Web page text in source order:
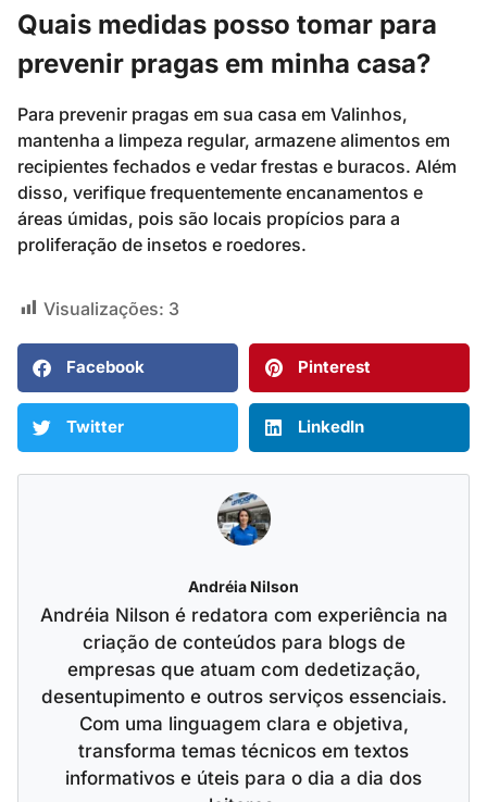
Quais medidas posso tomar para
prevenir pragas em minha casa?
Para prevenir pragas em sua casa em Valinhos,
mantenha a limpeza regular, armazene alimentos em
recipientes fechados e vedar frestas e buracos. Além
disso, verifique frequentemente encanamentos e
áreas úmidas, pois são locais propícios para a
proliferação de insetos e roedores.
Visualizações: 3
Facebook Pinterest
Twitter LinkedIn
Andréia Nilson
Andréia Nilson é redatora com experiência na
criação de conteúdos para blogs de
empresas que atuam com dedetização,
desentupimento e outros serviços essenciais.
Com uma linguagem clara e objetiva,
transforma temas técnicos em textos
informativos e úteis para o dia a dia dos